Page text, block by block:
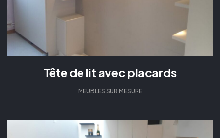
Tête de lit avec placards
MEUBLES SUR MESURE